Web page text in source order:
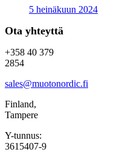
5 heinäkuun 2024
Ota yhteyttä
+358 40 379
2854
sales@muotonordic.fi
Finland,
Tampere
Y-tunnus:
3615407-9